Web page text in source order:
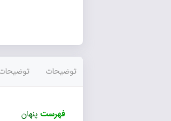
توضیحات توضیحات تکمیلی
پنهان